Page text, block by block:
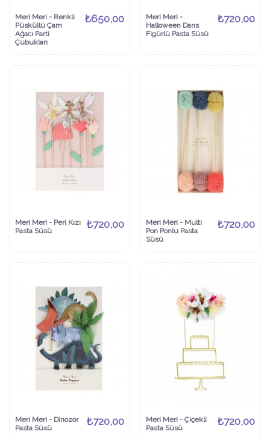
Meri Meri - Renkli
Püsküllü Çam
Ağacı Parti
Çubukları
₺650,00
Meri Meri -
Halloween Dans
Figürlü Pasta Süsü
₺720,00
Meri Meri - Peri Kızı
Pasta Süsü
₺720,00
Meri Meri - Multi
Pon Ponlu Pasta
Süsü
₺720,00
Meri Meri - Dinozor
Pasta Süsü
₺720,00
Meri Meri - Çiçekli
Pasta Süsü
₺720,00